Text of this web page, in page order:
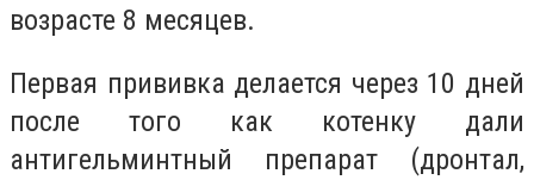
возрасте 8 месяцев.
Первая прививка делается через 10 дней
после того как котенку дали
антигельминтный препарат (дронтал,